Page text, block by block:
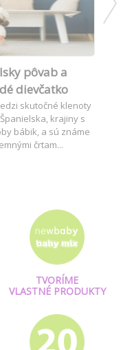
pôvab a
dievčatko
skutočné klenoty
krajiny s
bábik, a sú známe
črtam...
TVORÍME
VLASTNÉ PRODUKTY